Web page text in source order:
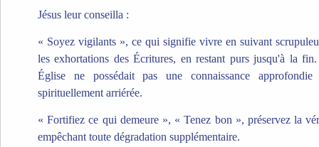
Jésus leur conseilla :
« Soyez vigilants », ce qui signifie vivre en suivant
les exhortations des Écritures, en restant purs jusqu'à la
Église ne possédait pas une connaissance
spirituellement arriérée.
« Fortifiez ce qui demeure », « Tenez bon », préservez la
empêchant toute dégradation supplémentaire.